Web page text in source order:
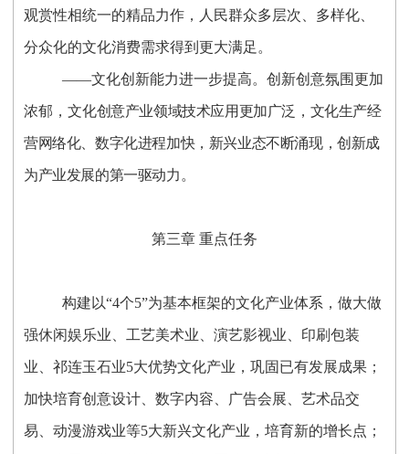
观赏性相统一的精品力作，人民群众多层次、多样化、
分众化的文化消费需求得到更大满足。
——文化创新能力进一步提高。创新创意氛围更加
浓郁，文化创意产业领域技术应用更加广泛，文化生产经
营网络化、数字化进程加快，新兴业态不断涌现，创新成
为产业发展的第一驱动力 。
第三章 重点任务
构建以“4个5”为基本框架的文化产业体系，做大做
强休闲娱乐业、工艺美术业、演艺影视业、印刷包装
业、祁连玉石业5大优势文化产业，巩固已有发展成果；
加快培育创意设计、数字内容、广告会展、艺术品交
易、动漫游戏业等5大新兴文化产业，培育新的增长点；